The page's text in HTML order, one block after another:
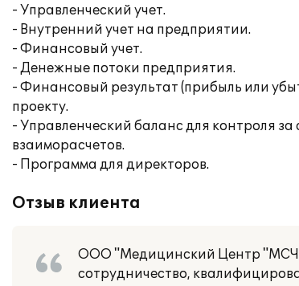
- Управленческий учет.
- Внутренний учет на предприятии.
- Финансовый учет.
- Денежные потоки предприятия.
- Финансовый результат (прибыль или
проекту.
- Управленческий баланс для контроля
взаиморасчетов.
- Программа для директоров.
Отзыв клиента
ООО "Медицинский Центр "МСЧ-
сотрудничество,